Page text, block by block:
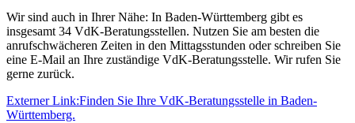
Wir sind auch in Ihrer Nähe: In Baden-Württemberg gibt es
insgesamt 34 VdK-Beratungsstellen. Nutzen Sie am besten die
anrufschwächeren Zeiten in den Mittagsstunden oder schreiben Sie
eine E-Mail an Ihre zuständige VdK-Beratungsstelle. Wir rufen Sie
gerne zurück.
Externer Link:Finden Sie Ihre VdK-Beratungsstelle in Baden-
Württemberg.